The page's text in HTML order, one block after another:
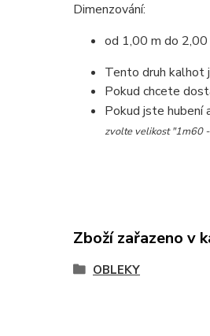
Dimenzování:
od 1,00 m do 2,00
Tento druh kalhot
Pokud chcete
Pokud jste hubení
zvolte velikost "1m60
Zboží zařazeno v
OBLEKY